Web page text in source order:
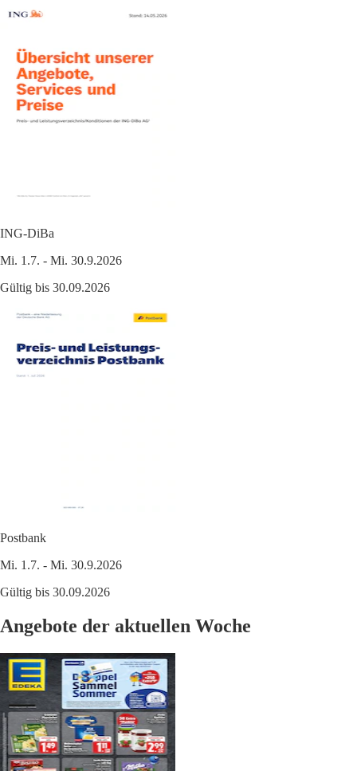
ING-DiBa
Mi. 1.7. - Mi. 30.9.2026
Gültig bis 30.09.2026
Postbank
Mi. 1.7. - Mi. 30.9.2026
Gültig bis 30.09.2026
Angebote der aktuellen Woche